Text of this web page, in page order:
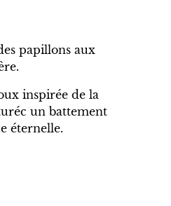
papillons aux
inspirée de la
un battement
éternelle.